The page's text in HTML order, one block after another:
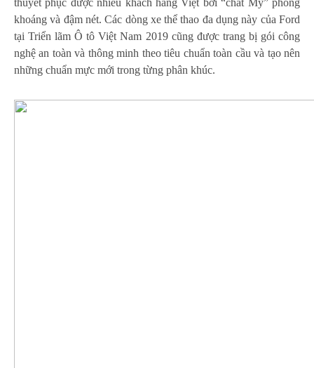
thuyết phục được nhiều khách hàng Việt bởi “chất Mỹ” phóng
khoáng và đậm nét. Các dòng xe thể thao đa dụng này của Ford
tại Triển lãm Ô tô Việt Nam 2019 cũng được trang bị gói công
nghệ an toàn và thông minh theo tiêu chuẩn toàn cầu và tạo nên
những chuẩn mực mới trong từng phân khúc.